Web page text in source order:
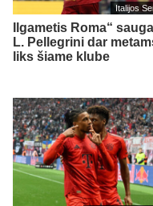
Italijos
Ilgametis Roma“
L. Pellegrini dar
liks šiame klube